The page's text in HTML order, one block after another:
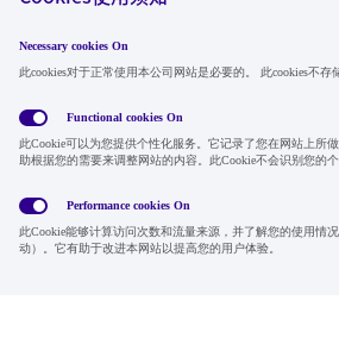
全球隐私政
策
使用条
款
社交
Region & Language:
© 2026 Sumitomo Electric
Necessary cookies On
此cookies对于正常使用本公司网站是必要的。 此cookies不存
Functional cookies On
此Cookie可以为您提供个性化服务。它记录了您在网站上所
助根据您的需要来调整网站的内容。此Cookie不会识别您的个
Performance cookies On
此Cookie能够计算访问次数和流量来源，并了解您的使用情
动）。它有助于改进本网站以提高您的用户体验。